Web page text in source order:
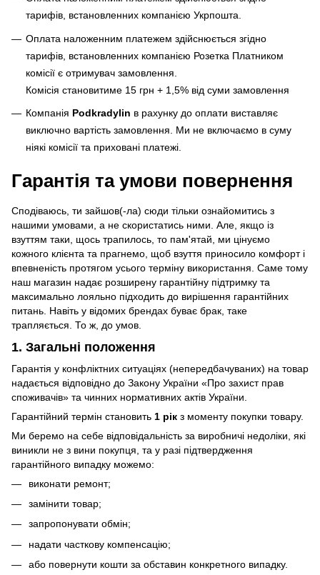
тарифів, встановленних компанією Укрпошта.
Оплата наложенним платежем здійснюється згідно
тарифів, встановленних компанією Розетка Платником
комісії є отримувач замовлення.
Комісія становитиме 15 грн + 1,5% від суми замовлення
Компанія Podkradylin в рахунку до оплати виставляє
виключно вартість замовлення. Ми не включаємо в суму
ніякі комісії та приховані платежі.
Гарантія та умови повернення
Сподіваюсь, ти зайшов(-ла) сюди тільки ознайомитись з
нашими умовами, а не скористатись ними. Але, якщо із
взуттям таки, щось трапилось, то пам'ятай, ми цінуємо
кожного клієнта та прагнемо, щоб взуття приносило комфорт і
впевненість протягом усього терміну використання. Саме тому
наш магазин надає розширену гарантійну підтримку та
максимально лояльно підходить до вирішення гарантійних
питань. Навіть у відомих брендах буває брак, таке
трапляється. То ж, до умов.
1. Загальні положення
Гарантія у конфліктних ситуаціях (непередбачуваних) на товар
надається відповідно до Закону України «Про захист прав
споживачів» та чинних нормативних актів України.
Гарантійний термін становить 1 рік з моменту покупки товару.
Ми беремо на себе відповідальність за виробничі недоліки, які
виникли не з вини покупця, та у разі підтвердження
гарантійного випадку можемо:
виконати ремонт;
замінити товар;
запропонувати обмін;
надати часткову компенсацію;
або повернути кошти за обставин конкретного випадку.